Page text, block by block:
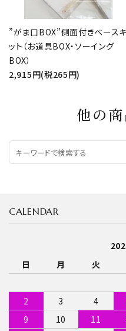
”がま口BOX”側面付きベースキ
ット（お道具BOX・ソーイング
BOX）
2,915円(税265円)
他の
CALENDAR
日
月 火
2
3 4
9
10 11